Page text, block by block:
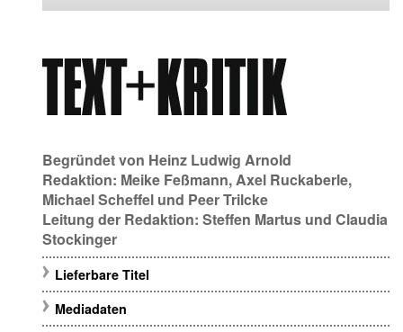
Begründet von Heinz Ludwig Arnold
Redaktion: Meike Feßmann,Axel Ruckaberle,
Michael Scheffel und Peer Trilcke
Leitung der Redaktion: Steffen Martus und Claudia
Stockinger
Lieferbare Titel
Mediadaten